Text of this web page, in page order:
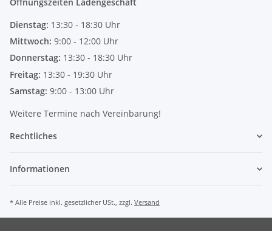
Dienstag: 13:30 - 18:30 Uhr
Mittwoch: 9:00 - 12:00 Uhr
Donnerstag: 13:30 - 18:30 Uhr
Freitag: 13:30 - 19:30 Uhr
Samstag: 9:00 - 13:00 Uhr
Weitere Termine nach Vereinbarung!
Rechtliches
Informationen
* Alle Preise inkl. gesetzlicher USt., zzgl. Versand